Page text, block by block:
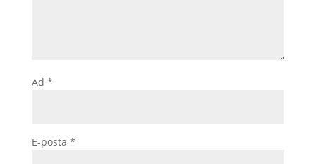
Ad *
E-posta *